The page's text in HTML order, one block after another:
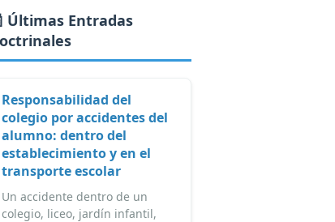
Últimas Entradas
Responsabilidad del
colegio por accidentes del
alumno: dentro del
establecimiento y en el
transporte escolar
Un accidente dentro de un
colegio, liceo, jardín infantil,